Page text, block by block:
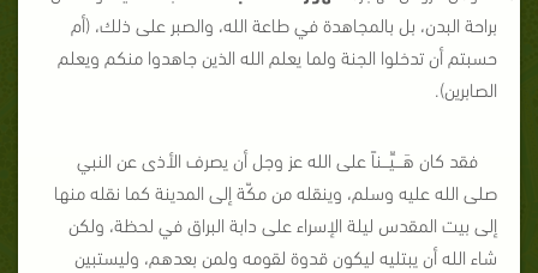
براحة البدن، بل بالمجاهدة في طاعة الله، والصبر على ذلك، (أم
حسبتم أن تدخلوا الجنة ولما يعلم الله الذين جاهدوا منكم ويعلم
الصابرين).
فقد كان هَـــيِّـــناً على الله عز وجل أن يصرف الأذى عن النبي
صلى الله عليه وسلم، وينقله من مكّة إلى المدينة كما نقله منها
إلى بيت المقدس ليلة الإسراء على دابة البراق في لحظة، ولكن
شاء الله أن يبتليه ليكون قدوة لقومه ولمن بعدهم، وليستبين